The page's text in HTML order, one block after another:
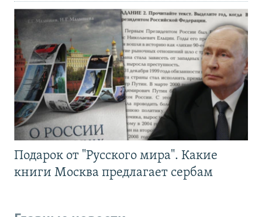
Подарок от "Русского мира". Какие
книги Москва предлагает сербам